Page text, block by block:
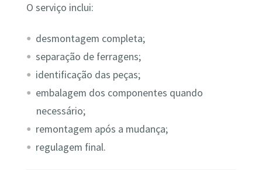
O serviço inclui:
desmontagem completa;
separação de ferragens;
identificação das peças;
embalagem dos componentes quando
necessário;
remontagem após a mudança;
regulagem final.